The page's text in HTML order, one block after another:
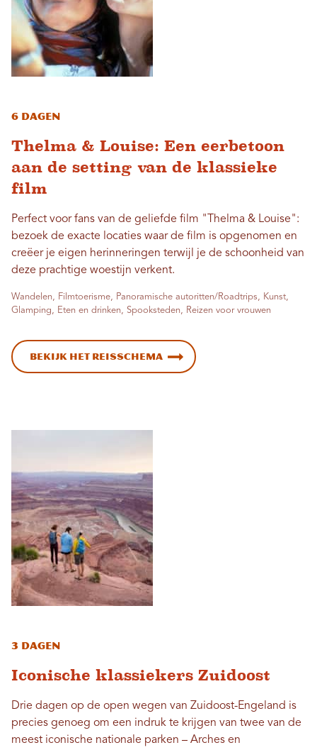
6 dagen
Thelma & Louise: Een eerbetoon
aan de setting van de klassieke
film
Perfect voor fans van de geliefde film "Thelma & Louise":
bezoek de exacte locaties waar de film is opgenomen en
creëer je eigen herinneringen terwijl je de schoonheid van
deze prachtige woestijn verkent.
Wandelen, Filmtoerisme, Panoramische autoritten/Roadtrips, Kunst,
Glamping, Eten en drinken, Spooksteden, Reizen voor vrouwen
Bekijk het reisschema
3 dagen
Iconische klassiekers Zuidoost
Drie dagen op de open wegen van Zuidoost-Engeland is
precies genoeg om een ​​indruk te krijgen van twee van de
meest iconische nationale parken – Arches en